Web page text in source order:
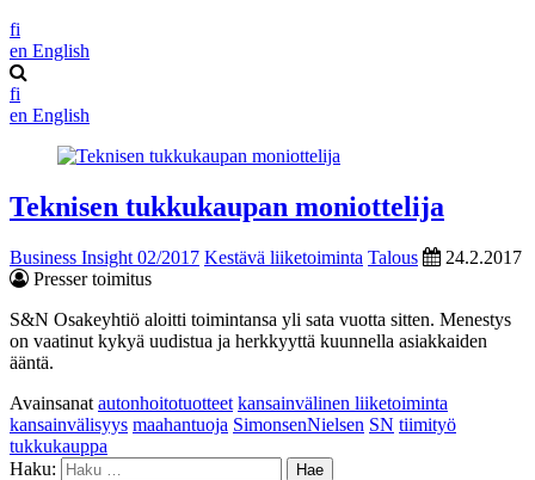
fi
en English
fi
en English
Teknisen tukkukaupan moniottelija
Business Insight 02/2017 Kestävä liiketoiminta Talous
24.2.2017
Presser toimitus
S&N Osakeyhtiö aloitti toimintansa yli sata vuotta sitten. Menestys
on vaatinut kykyä uudistua ja herkkyyttä kuunnella asiakkaiden
ääntä.
Avainsanat autonhoitotuotteet kansainvälinen liiketoiminta
kansainvälisyys maahantuoja SimonsenNielsen SN tiimityö
tukkukauppa
Haku: